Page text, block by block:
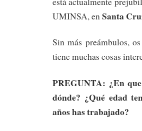
UMINSA, enSanta
Sin más preámbulos,
tiene muchas cosas
PREGUNTA: ¿En
dónde? ¿Qué edad
años has trabajado?